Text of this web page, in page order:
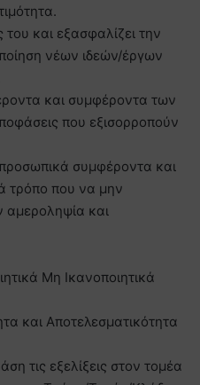
και εξασφαλίζει την
νέων ιδεών/έργων
και συμφέροντα των
που εξισορροπούν
συμφέροντα και
τρόπο που να μην
αμεροληψία και
Μη Ικανοποιητικά
και Αποτελεσματικότητα
τις εξελίξεις στον τομέα